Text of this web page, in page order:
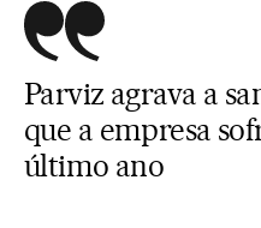
Parviz agrava a
que a empresa
último ano